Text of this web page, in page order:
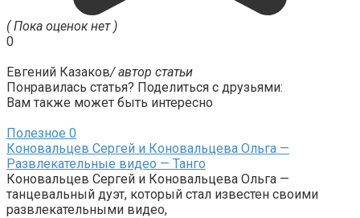
( Пока оценок нет )
0
Евгений Казаков/ автор статьи
Понравилась статья? Поделиться с друзьями:
Вам также может быть интересно
Полезное 0
Коновальцев Сергей и Коновальцева Ольга —
Развлекательные видео — Танго
Коновальцев Сергей и Коновальцева Ольга —
танцевальный дуэт, который стал известен своими
развлекательными видео,